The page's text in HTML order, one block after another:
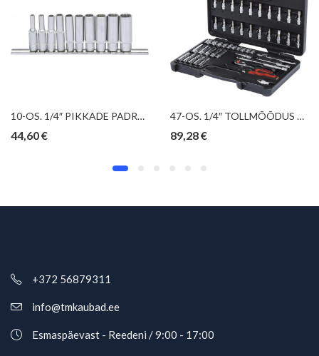
10-OS. 1/4″ PIKKADE PADRUNITE KOMPL. 4-13MM, 12-KANT, SIINIL KS TOOLS
44,60€
47-OS. 1/4″ TOLLMÕÕDUS PADRUNITE+OTSIKUTE KOMPLEKT 5/32″-1/2″ CHROME+ KS TOOLS
89,28€
+372 56879311
info@tmkaubad.ee
Esmaspäevast - Reedeni / 9:00 - 17:00